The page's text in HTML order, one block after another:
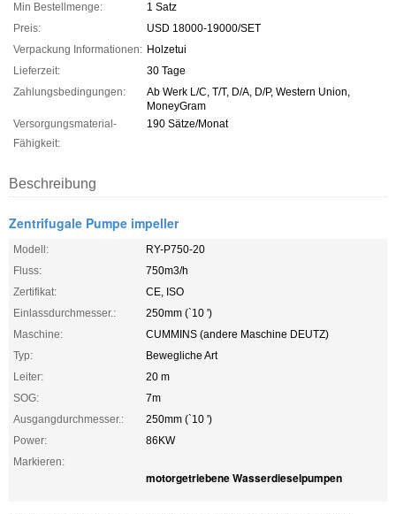
Min Bestellmenge:
1 Satz
Preis:
USD 18000-19000/SET
Verpackung Informationen: Holzetui
Lieferzeit:
30 Tage
Zahlungsbedingungen:
Ab Werk L/C, T/T, D/A, D/P, Western Union,
MoneyGram
Versorgungsmaterial-
Fähigkeit:
190 Sätze/Monat
Beschreibung
Zentrifugale Pumpe impeller
Modell:
RY-P750-20
Fluss:
750m3/h
Zertifikat:
CE, ISO
Einlassdurchmesser.:
250mm (`10 ')
Maschine:
CUMMINS (andere Maschine DEUTZ)
Typ:
Bewegliche Art
Leiter:
20 m
SOG:
7m
Ausgangdurchmesser.:
250mm (`10 ')
Power:
86KW
Markieren:
motorgetriebene Wasserdieselpumpen